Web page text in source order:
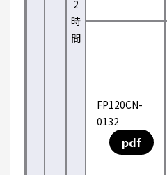
2
時
間
FP120CN-
0132
pdf